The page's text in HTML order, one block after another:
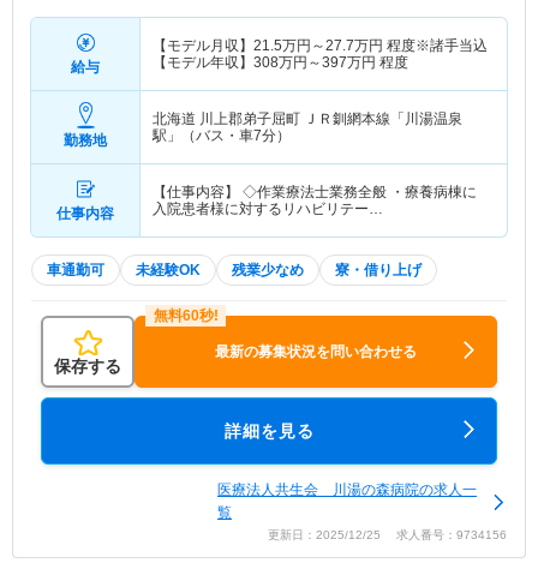
給与
【モデル月収】 21.5万円～27.7万円 程度※諸手当込
【モデル年収】 308万円～397万円 程度
勤務地
北海道 川上郡弟子屈町 ＪＲ釧網本線「川湯温泉
駅」（バス・車7分）
仕事内容
【仕事内容】 ◇作業療法士業務全般 ・療養病棟に
入院患者様に対するリハビリテー…
車通勤可 未経験OK 残業少なめ 寮・借り上げ
保存する
最新の募集状況を問い合わせる
詳細を見る
医療法人共生会 川湯の森病院の求人一
覧
更新日：2025/12/25 求人番号：9734156